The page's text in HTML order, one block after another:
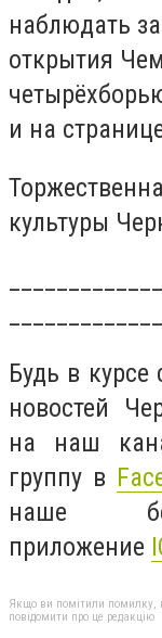
наблюдать
открытия
и на
культуры
Будь в
новостей
на наш
группу в
наше
приложение
Якщо ви помітили помилку,
повідомити про це редакцію